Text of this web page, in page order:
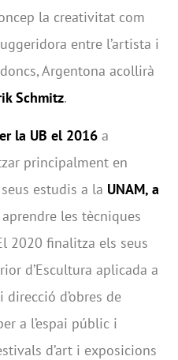
la creativitat com
entre l’artista i
Argentona acollirà
Schmitz.
la UB el 2016 a
principalment en
estudis a la UNAM, a
les tècniques
2020 finalitza els seus
d’Escultura aplicada a
direcció d’obres de
a l’espai públic i
d’art i exposicions